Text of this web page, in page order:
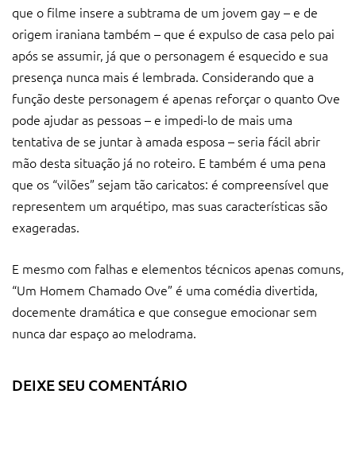
que o filme insere a subtrama de um jovem gay – e de
origem iraniana também – que é expulso de casa pelo pai
após se assumir, já que o personagem é esquecido e sua
presença nunca mais é lembrada. Considerando que a
função deste personagem é apenas reforçar o quanto Ove
pode ajudar as pessoas – e impedi-lo de mais uma
tentativa de se juntar à amada esposa – seria fácil abrir
mão desta situação já no roteiro. E também é uma pena
que os “vilões” sejam tão caricatos: é compreensível que
representem um arquétipo, mas suas características são
exageradas.
E mesmo com falhas e elementos técnicos apenas comuns,
“Um Homem Chamado Ove” é uma comédia divertida,
docemente dramática e que consegue emocionar sem
nunca dar espaço ao melodrama.
DEIXE SEU COMENTÁRIO